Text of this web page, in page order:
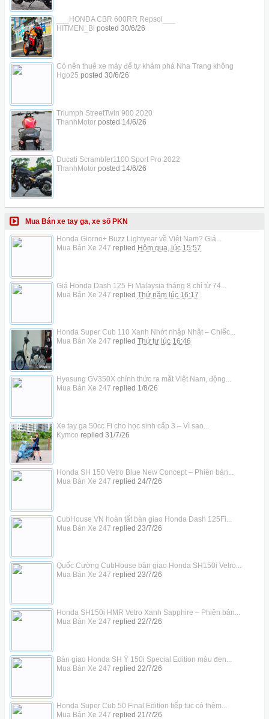
___HONDA CBR 600RR Repsol___
HITMEN_Bi posted 30/6/26
Có nên thuê xe máy để tự khám phá Nha Trang không
Hgo25 posted 30/6/26
Triumph StreetTwin 900 2020
ThanhMotorposted 14/6/26
Ducati Scrambler1100 Sport Pro 2022
ThanhMotorposted 14/6/26
Mua Bán xe tay ga, xe số PKN
Honda Giorno+ Buzz Lightyear về Việt Nam? Giá...
Mua Bán Xe 247 replied Hôm qua, lúc 15:57
Giá Honda Dash 125 Fi Malaysia tháng 8 chỉ từ 74...
Mua Bán Xe 247 replied Thứ năm lúc 16:17
Honda Super Cub 110 Xanh Nhớt nhập Nhật – Chiếc...
Mua Bán Xe 247 replied Thứ tư lúc 16:46
Hyosung GV350X chính thức ra mắt Việt Nam, động...
Mua Bán Xe 247 replied 1/8/26
Xe tay ga 50cc Fi cho học sinh cấp 3 – Vì sao...
Kymco replied 31/7/26
Honda SH 150 Vetro Blue New Concept – Phiên bản...
Mua Bán Xe 247 replied 24/7/26
CubHouse VN hoàn tất bàn giao Honda Dash 125Fi...
Mua Bán Xe 247 replied 23/7/26
Quốc Cường CubHouse bàn giao Honda SH150i Vetro...
Mua Bán Xe 247 replied 23/7/26
Honda SH150i HMR Vetro Xanh Sapphire – Phiên bản...
Mua Bán Xe 247 replied 22/7/26
Bàn giao Honda SH Ý 150i Special Edition màu đen...
Mua Bán Xe 247 replied 22/7/26
Honda Super Cub 50 Final Edition tiếp tục có thêm...
Mua Bán Xe 247 replied 21/7/26